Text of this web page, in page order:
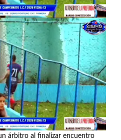
árbitro al finalizar encuentro